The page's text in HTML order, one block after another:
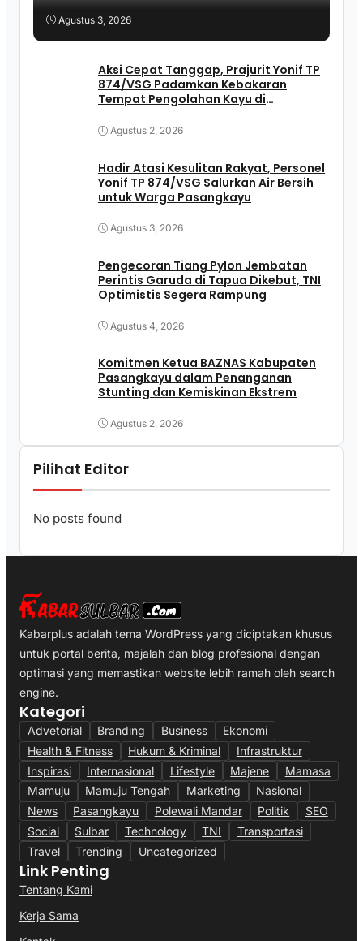
Agustus 3, 2026
Aksi Cepat Tanggap, Prajurit Yonif TP
874/VSG Padamkan Kebakaran
Tempat Pengolahan Kayu di
Agustus 2, 2026
Hadir Atasi Kesulitan Rakyat, Personel
Yonif TP 874/VSG Salurkan Air Bersih
untuk Warga Pasangkayu
Agustus 3, 2026
Pengecoran Tiang Pylon Jembatan
Perintis Garuda di Tapua Dikebut, TNI
Optimistis Segera Rampung
Agustus 4, 2026
Komitmen Ketua BAZNAS Kabupaten
Pasangkayu dalam Penanganan
Stunting dan Kemiskinan Ekstrem
Agustus 2, 2026
Pilihat Editor
No posts found
Kabarplus adalah tema WordPress yang diciptakan khusus
untuk portal berita, majalah dan blog profesional dengan
optimasi yang memastikan website lebih ramah oleh search
engine.
Kategori
Advetorial Branding Business
Ekonomi
Health & Fitness
Hukum & Kriminal
Infrastruktur
Inspirasi
Internasional Lifestyle Majene
Mamasa
Mamuju
Mamuju Tengah Marketing
Nasional
News
Pasangkayu Polewali Mandar Politik
SEO
Social
Sulbar Technology TNI
Transportasi
Travel
Trending Uncategorized
Link Penting
Tentang Kami
Kerja Sama